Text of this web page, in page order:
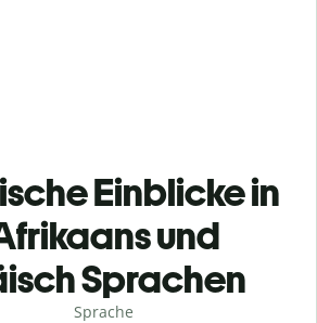
Einblicke in
und
Sprachen
Sprache